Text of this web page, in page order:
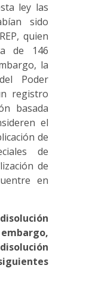
ley las
sido
quien
de 146
la
Poder
registro
basada
el
de
de
de
en